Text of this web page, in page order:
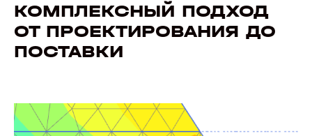
КОМПЛЕКСНЫЙ ПОДХОД
ОТ ПРОЕКТИРОВАНИЯ ДО
ПОСТАВКИ